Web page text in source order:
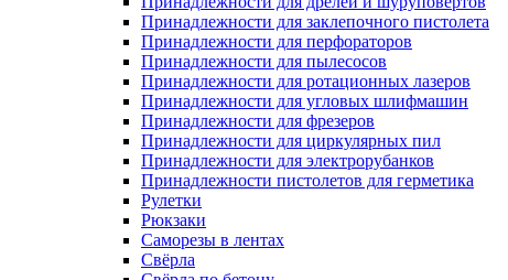
Принадлежности для заклепочного пистолета
Принадлежности для перфораторов
Принадлежности для пылесосов
Принадлежности для ротационных лазеров
Принадлежности для угловых шлифмашин
Принадлежности для фрезеров
Принадлежности для циркулярных пил
Принадлежности для электрорубанков
Принадлежности пистолетов для герметика
Рулетки
Рюкзаки
Саморезы в лентах
Свёрла